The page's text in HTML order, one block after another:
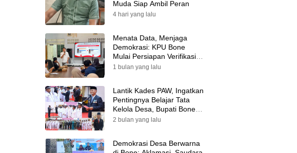
Muda Siap Ambil Peran
4 hari yang lalu
Menata Data, Menjaga
Demokrasi: KPU Bone
Mulai Persiapan Verifikasi
Partai Politik Menuju Pemilu
1 bulan yang lalu
Lantik Kades PAW, Ingatkan
Pentingnya Belajar Tata
Kelola Desa, Bupati Bone:
Tak Ada Lagi Kubu,
2 bulan yang lalu
Demokrasi Desa Berwarna